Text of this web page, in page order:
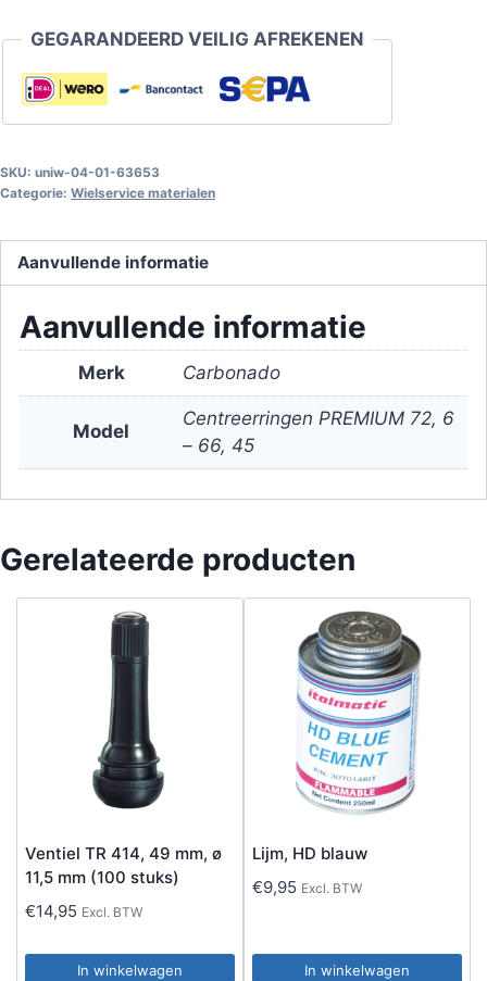
-
66,45
aantal
GEGARANDEERD VEILIG AFREKENEN
SKU: uniw-04-01-63653
Categorie: Wielservice materialen
Aanvullende informatie
Aanvullende informatie
Merk Carbonado
Model
Centreerringen PREMIUM 72, 6
– 66, 45
Gerelateerde producten
Ventiel TR 414, 49 mm, ø
11,5 mm (100 stuks)
€14,95 Excl. BTW
In winkelwagen
Lijm, HD blauw
€9,95 Excl. BTW
In winkelwagen